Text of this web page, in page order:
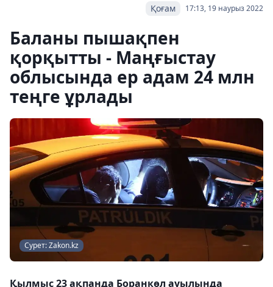
17:13, 19 наурыз 2022
Қоғам
Баланы пышақпен
қорқытты - Маңғыстау
облысында ер адам 24 млн
теңге ұрлады
Сурет: Zakon.kz
Қылмыс 23 ақпанда Боранкөл ауылында